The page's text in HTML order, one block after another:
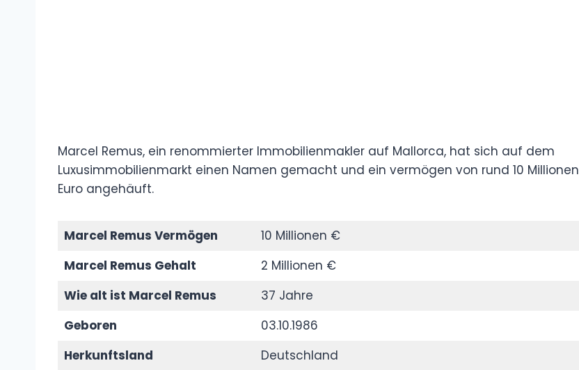
Marcel Remus, ein renommierter Immobilienmakler auf Mallorca, hat sich auf dem
Luxusimmobilienmarkt einen Namen gemacht und ein vermögen von rund 10 Millionen
Euro angehäuft.
Marcel Remus Vermögen
10 Millionen €
Marcel Remus Gehalt
2 Millionen €
Wie alt ist Marcel Remus
37 Jahre
Geboren
03.10.1986
Herkunftsland
Deutschland